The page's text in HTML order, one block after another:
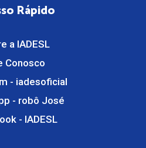
Rápido
a IADESL
Conosco
- iadesoficial
- robô José
- IADESL